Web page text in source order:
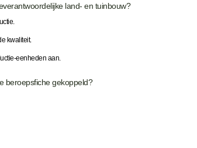
land- en tuinbouw?
kwaliteit.
eenheden aan.
beroepsfiche gekoppeld?